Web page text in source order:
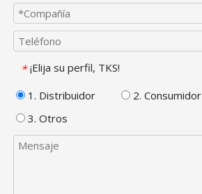
* ¡Elija su perfil, TKS!
1. Distribuidor
2. Consumidor
3. Otros